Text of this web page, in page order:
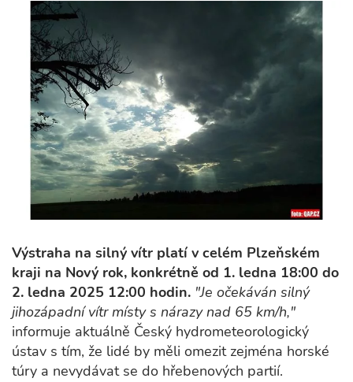
Výstraha na silný vítr platí v celém Plzeňském
kraji na Nový rok, konkrétně od 1. ledna 18:00 do
2. ledna 2025 12:00 hodin. "Je očekáván silný
jihozápadní vítr místy s nárazy nad 65 km/h,"
informuje aktuálně Český hydrometeorologický
ústav s tím, že lidé by měli omezit zejména horské
túry a nevydávat se do hřebenových partií.